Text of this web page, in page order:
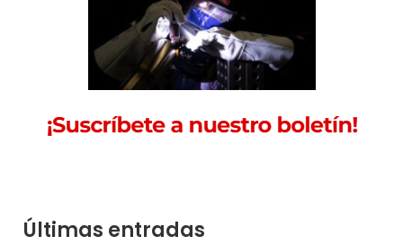
Últimas entradas